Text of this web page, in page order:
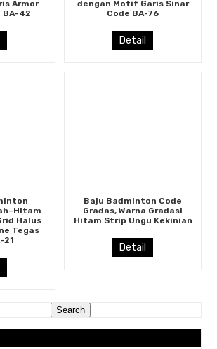
Armor
BA-42
dengan Motif Garis Sinar
Code BA-76
Detail
Halus
Tegas
21
Baju Badminton Code
Gradas, Warna Gradasi
Hitam Strip Ungu Kekinian
Detail